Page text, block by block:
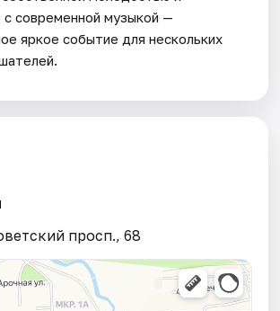
современной музыкой —
яркое событие для нескольких
просп., 68